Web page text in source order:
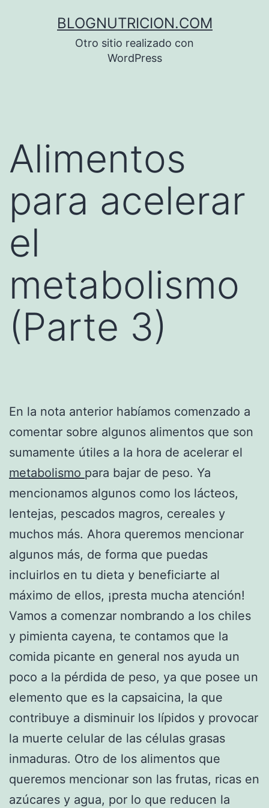
BLOGNUTRICION.COM
Otro sitio realizado con
WordPress
Alimentos
para acelerar
el
metabolismo
(Parte 3)
En la nota anterior habíamos comenzado a
comentar sobre algunos alimentos que son
sumamente útiles a la hora de acelerar el
metabolismo para bajar de peso. Ya
mencionamos algunos como los lácteos,
lentejas, pescados magros, cereales y
muchos más. Ahora queremos mencionar
algunos más, de forma que puedas
incluirlos en tu dieta y beneficiarte al
máximo de ellos, ¡presta mucha atención!
Vamos a comenzar nombrando a los chiles
y pimienta cayena, te contamos que la
comida picante en general nos ayuda un
poco a la pérdida de peso, ya que posee un
elemento que es la capsaicina, la que
contribuye a disminuir los lípidos y provocar
la muerte celular de las células grasas
inmaduras. Otro de los alimentos que
queremos mencionar son las frutas, ricas en
azúcares y agua, por lo que reducen la